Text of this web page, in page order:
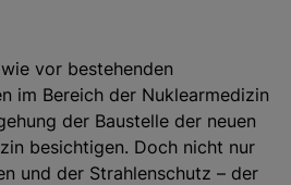
vor bestehenden
im Bereich der Nuklearmedizin
der Baustelle der neuen
besichtigen. Doch nicht nur
und der Strahlenschutz – der